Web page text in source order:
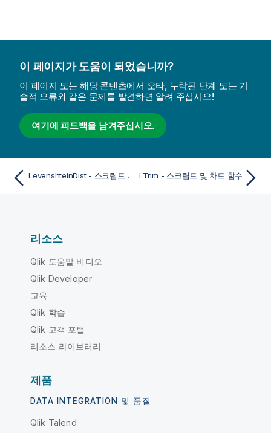
이 페이지가 도움이 되었습니까?
이 페이지 또는 해당 콘텐츠에서 오타, 누락된 단계 또는 기
술적 오류와 같은 문제를 발견하면 알려 주십시오!
여기에 피드백을 남겨주십시오.
LevenshteinDist - 스크립트 및 차트 함수 LTrim - 스크립트 및 차트 함수
리소스
Qlik 도움말 비디오
Qlik Developer
교육
Qlik 학습
Qlik 고객 포털
리소스 라이브러리
제품
DATA INTEGRATION 및 품질
Qlik Talend